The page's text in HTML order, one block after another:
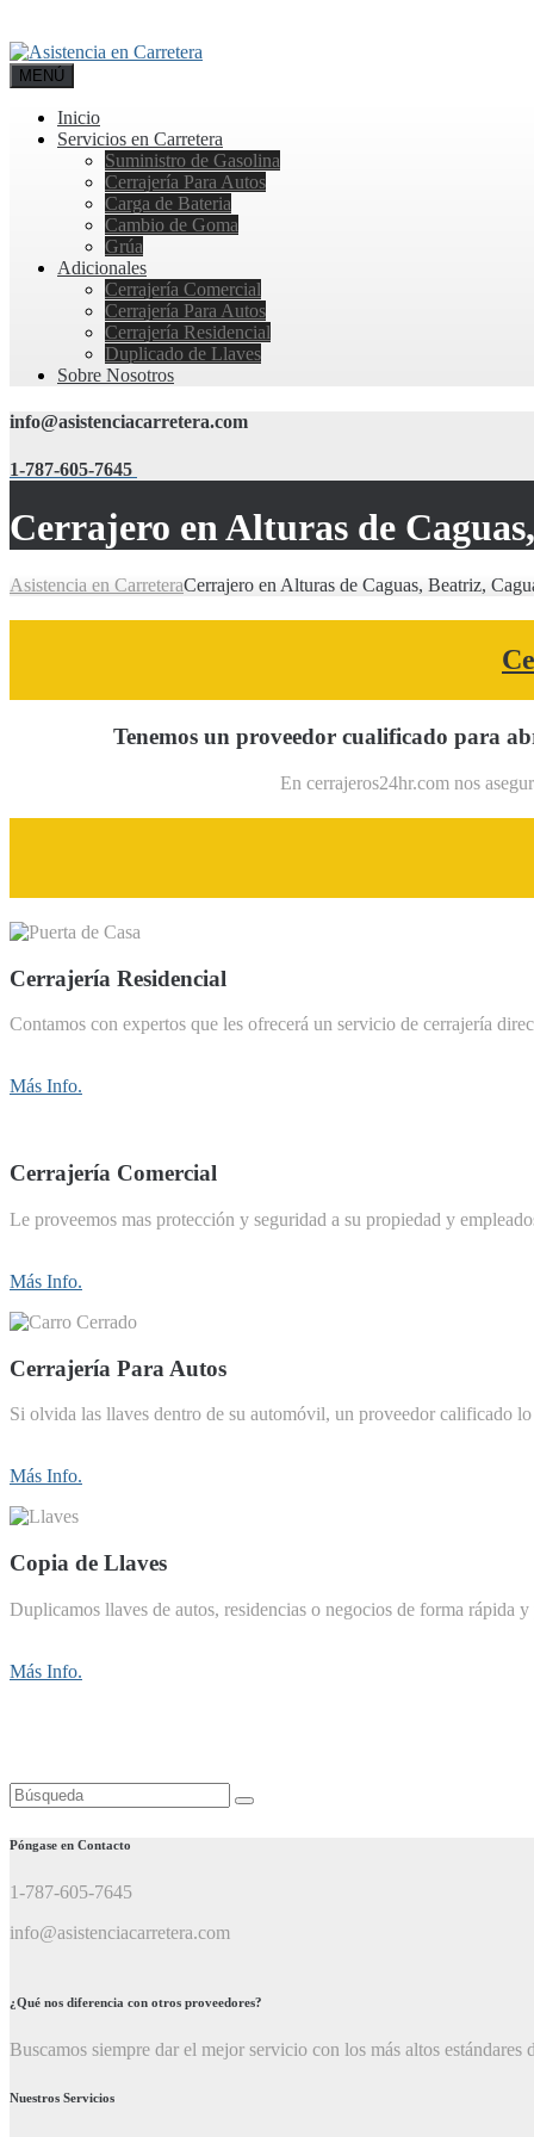
MENÚ
Inicio
Servicios en Carretera
Suministro de Gasolina
Cerrajería Para Autos
Carga de Bateria
Cambio de Goma
Grúa
Adicionales
Cerrajería Comercial
Cerrajería Para Autos
Cerrajería Residencial
Duplicado de Llaves
Sobre Nosotros
info@asistenciacarretera.com
1-787-605-7645
Cerrajero en Alturas de
Asistencia en CarreteraCerrajero en Alturas de Caguas, Beatriz,
Tenemos un proveedor cualificado para
En cerrajeros24hr.com nos
Cerrajería Residencial
Contamos con expertos que les ofrecerá un servicio de cerrajería
Más Info.
Cerrajería Comercial
Le proveemos mas protección y seguridad a su propiedad y
Más Info.
Cerrajería Para Autos
Si olvida las llaves dentro de su automóvil, un proveedor calificado
Más Info.
Copia de Llaves
Duplicamos llaves de autos, residencias o negocios de forma rápida
Más Info.
Buscar:
Póngase en Contacto
1-787-605-7645
info@asistenciacarretera.com
¿Qué nos diferencia con otros proveedores?
Buscamos siempre dar el mejor servicio con los más altos estándares
Nuestros Servicios